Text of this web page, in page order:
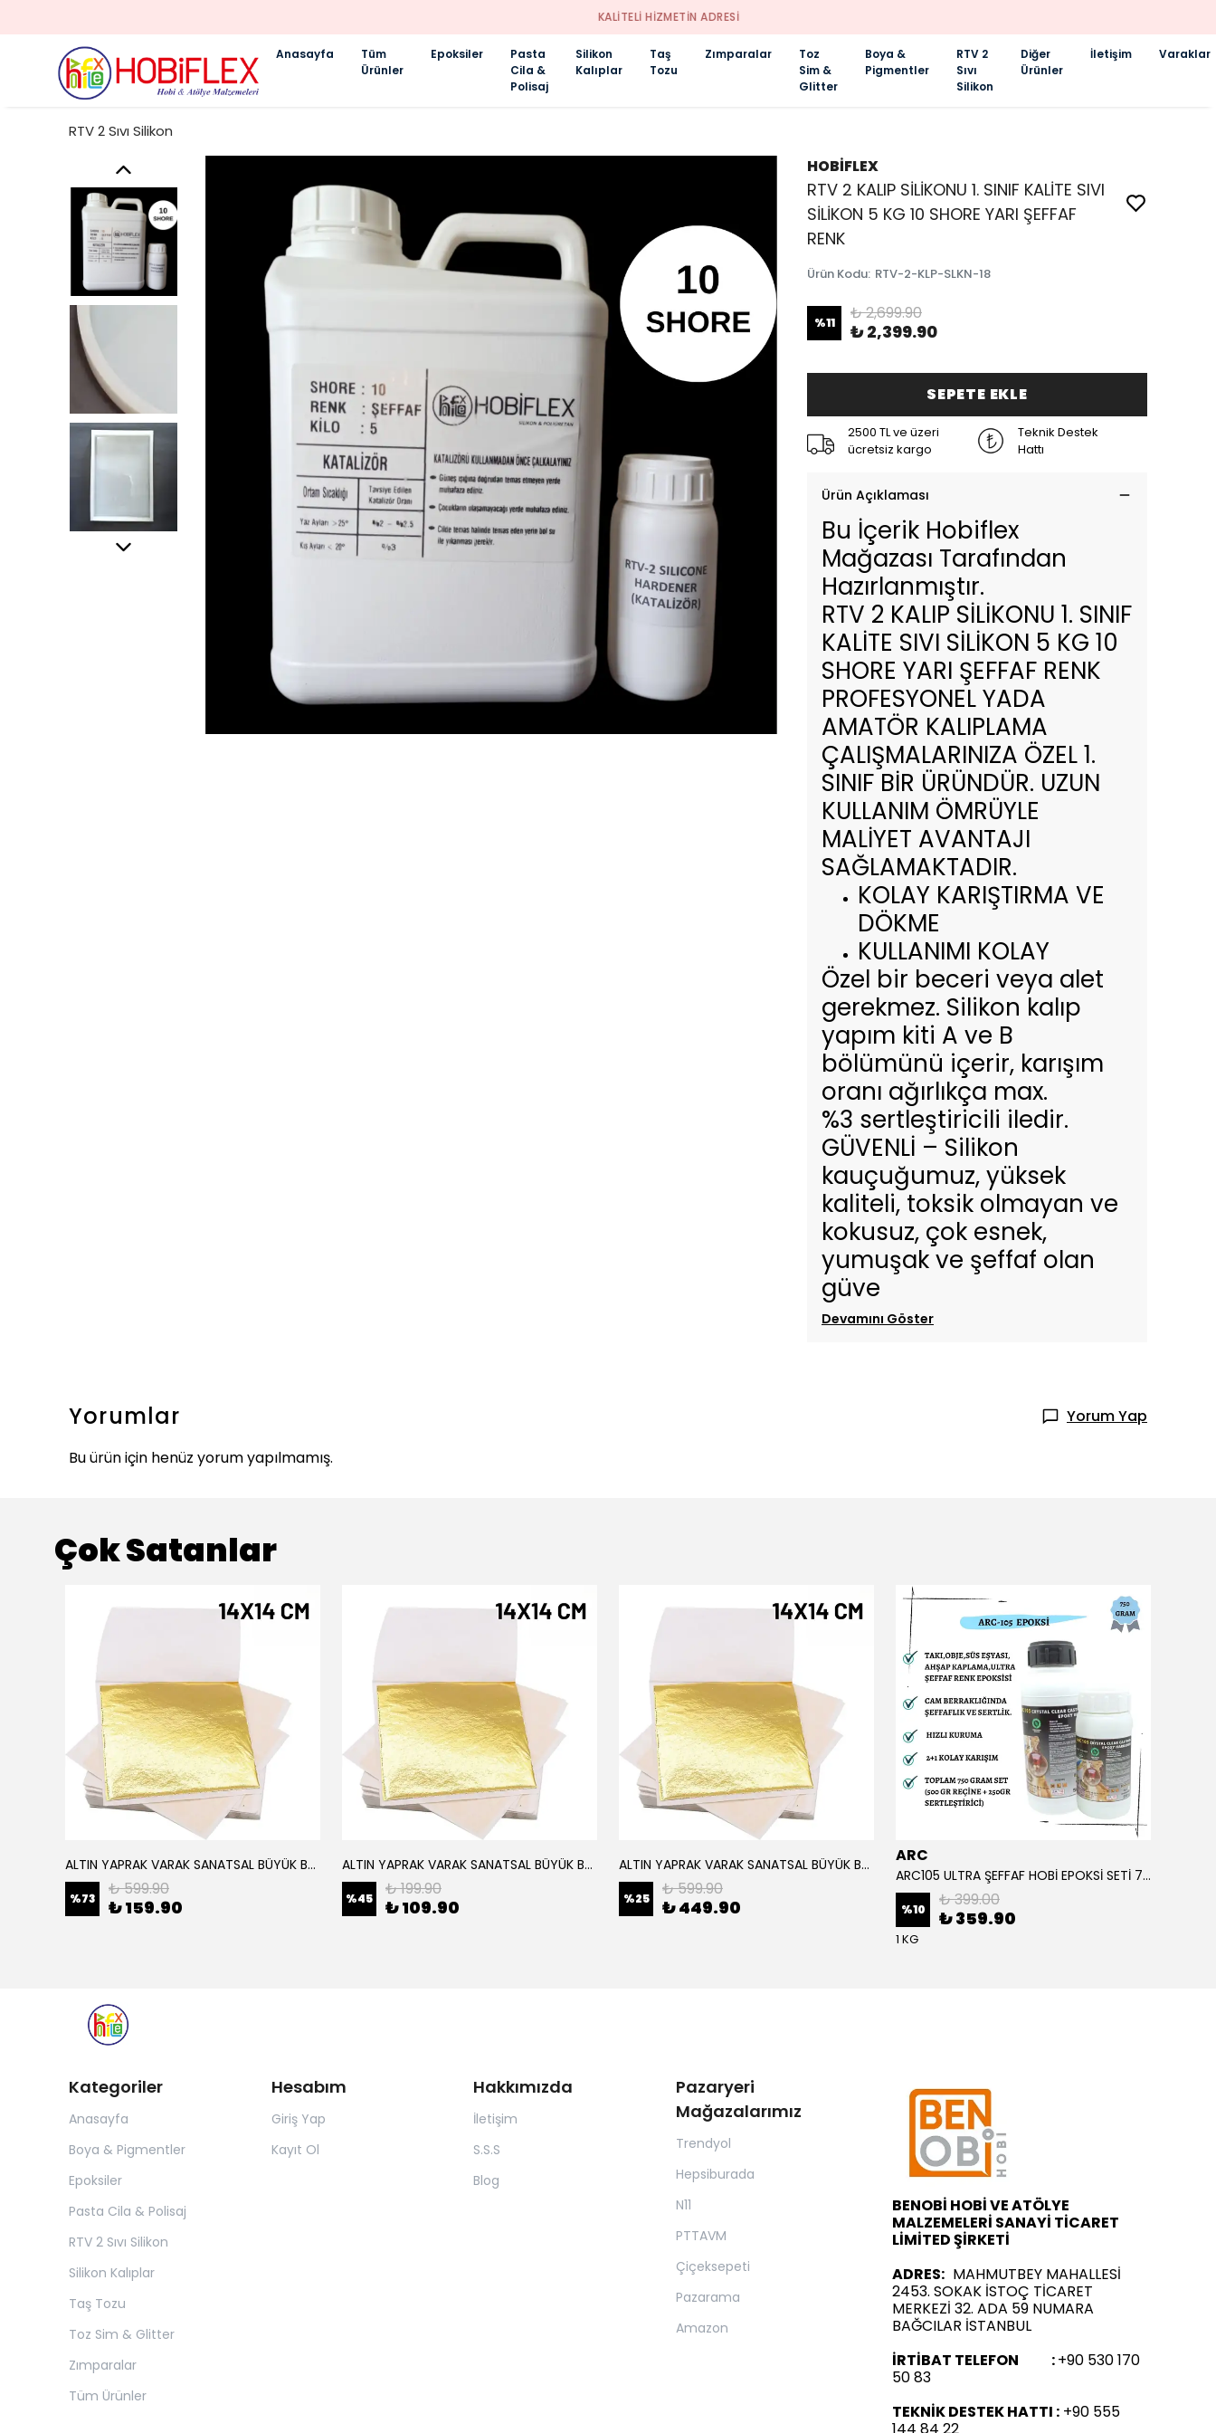
KALİTELİ HİZMETİN ADRESİ
Anasayfa
Tüm
Ürünler
Epoksiler
Pasta
Cila &
Polisaj
Silikon
Kalıplar
Taş
Tozu
Zımparalar
Toz
Sim &
Glitter
Boya &
Pigmentler
RTV 2
Sıvı
Silikon
Diğer
Ürünler
İletişim Varaklar
RTV 2 Sıvı Silikon
HOBİFLEX
RTV 2 KALIP SİLİKONU 1. SINIF KALİTE SIVI
SİLİKON 5 KG 10 SHORE YARI ŞEFFAF
RENK
Ürün Kodu: RTV-2-KLP-SLKN-18
%11 ₺ 2,699.90
₺ 2,399.90
SEPETE EKLE
2500 TL ve üzeri
ücretsiz kargo
Teknik Destek
Hattı
Ürün Açıklaması
Bu İçerik Hobiflex
Mağazası Tarafından
Hazırlanmıştır.
RTV 2 KALIP SİLİKONU 1. SINIF
KALİTE SIVI SİLİKON 5 KG 10
SHORE YARI ŞEFFAF RENK
PROFESYONEL YADA
AMATÖR KALIPLAMA
ÇALIŞMALARINIZA ÖZEL 1.
SINIF BİR ÜRÜNDÜR. UZUN
KULLANIM ÖMRÜYLE
MALİYET AVANTAJI
SAĞLAMAKTADIR.
KOLAY KARIŞTIRMA VE
DÖKME
KULLANIMI KOLAY
Özel bir beceri veya alet
gerekmez. Silikon kalıp
yapım kiti A ve B
bölümünü içerir, karışım
oranı ağırlıkça max.
%3 sertleştiricili iledir.
GÜVENLİ – Silikon
kauçuğumuz, yüksek
kaliteli, toksik olmayan ve
kokusuz, çok esnek,
yumuşak ve şeffaf olan
güve
Devamını Göster
Yorumlar
Yorum Yap
Bu ürün için henüz yorum yapılmamış.
Çok Satanlar
ALTIN YAPRAK VARAK SANATSAL BÜYÜK BOY FOLYO EPOKSİ REÇİNE NAİL ART 16 ADET 14X14 CM ALTIN RENK
%73 ₺ 599.90
₺ 159.90
ALTIN YAPRAK VARAK SANATSAL BÜYÜK BOY FOLYO EPOKSİ REÇİNE NAİL ART 8 ADET ALTIN RENK 14X14 CM
%45 ₺ 199.90
₺ 109.90
ALTIN YAPRAK VARAK SANATSAL BÜYÜK BOY FOLYO EPOKSİ REÇİNE NAİL ART 90 ADET 14X14 CM ALTIN RENK
%25 ₺ 599.90
₺ 449.90
ARC
ARC105 ULTRA ŞEFFAF HOBİ EPOKSİ SETİ 750 GRAM
%10 ₺ 399.00
₺ 359.90
1 KG
Kategoriler
Anasayfa
Boya & Pigmentler
Epoksiler
Pasta Cila & Polisaj
RTV 2 Sıvı Silikon
Silikon Kalıplar
Taş Tozu
Toz Sim & Glitter
Zımparalar
Tüm Ürünler
Hesabım
Giriş Yap
Kayıt Ol
Hakkımızda
İletişim
S.S.S
Blog
Pazaryeri
Mağazalarımız
Trendyol
Hepsiburada
N11
PTTAVM
Çiçeksepeti
Pazarama
Amazon
BENOBİ HOBİ VE ATÖLYE
MALZEMELERİ SANAYİ TİCARET
LİMİTED ŞİRKETİ
ADRES: MAHMUTBEY MAHALLESİ
2453. SOKAK İSTOÇ TİCARET
MERKEZİ 32. ADA 59 NUMARA
BAĞCILAR İSTANBUL
İRTİBAT TELEFON :+90 530 170
50 83
TEKNİK DESTEK HATTI : +90 555